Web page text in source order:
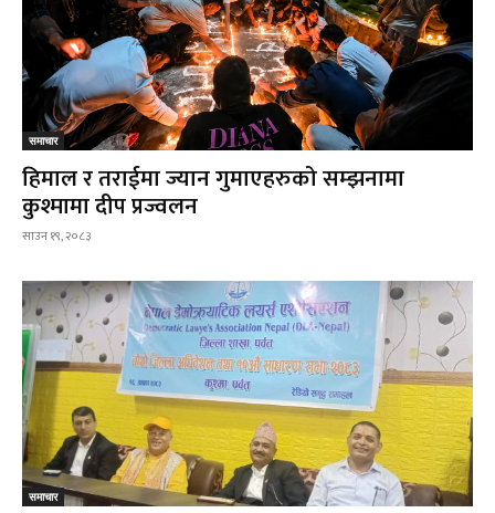
समाचार
हिमाल र तराईमा ज्यान गुमाएहरुको सम्झनामा
कुश्मामा दीप प्रज्वलन
साउन १९, २०८३
समाचार